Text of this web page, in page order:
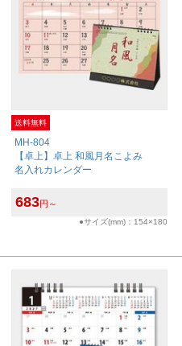
送料無料
MH-804
【卓上】卓上 和風月名こよみ
名入れカレンダー
683円～
●サイズ(mm)：154×180